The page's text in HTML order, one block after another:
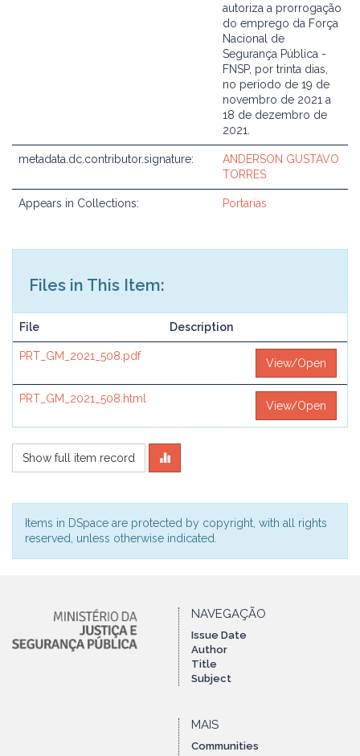
autoriza a prorrogação
do emprego da Força
Nacional de
Segurança Pública -
FNSP, por trinta dias,
no período de 19 de
novembro de 2021 a
18 de dezembro de
2021.
metadata.dc.contributor.signature:
ANDERSON GUSTAVO
TORRES
Appears in Collections: Portarias
Files in This Item:
File Description
PRT_GM_2021_508.pdf
View/Open
PRT_GM_2021_508.html
View/Open
Show full item record
Items in DSpace are protected by copyright, with all rights
reserved, unless otherwise indicated.
NAVEGAÇÃO
Issue Date
Author
Title
Subject
MAIS
Communities